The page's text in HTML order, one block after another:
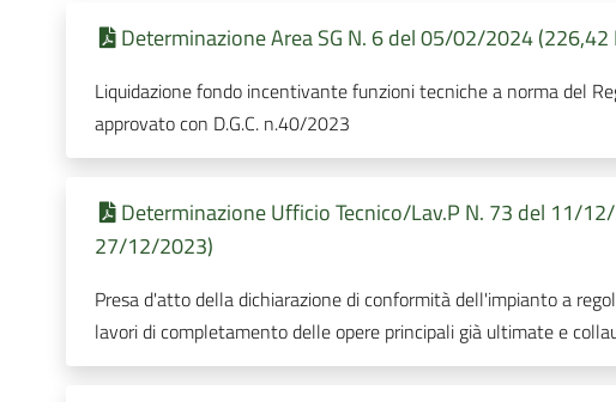
Determinazione Area SG N. 6 del 05/02/2024
Liquidazione fondo incentivante funzioni tecniche a norma del
approvato con D.G.C. n.40/2023
Determinazione Ufficio Tecnico/Lav.P N. 73 del 11/
27/12/2023)
Presa d'atto della dichiarazione di conformità dell'impianto a
lavori di completamento delle opere principali già ultimate e